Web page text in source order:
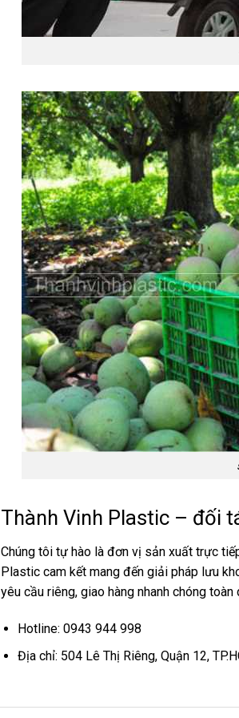
Thành Vinh Plastic – đối
Chúng tôi tự hào là đơn vị sản xuất trực
Plastic cam kết mang đến giải pháp lưu
yêu cầu riêng, giao hàng nhanh chóng toàn
Hotline: 0943 944 998
Địa chỉ: 504 Lê Thị Riêng, Quận 12,